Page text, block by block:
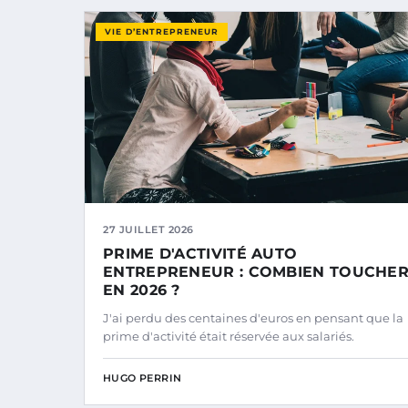
VIE D’ENTREPRENEUR
27 JUILLET 2026
PRIME D'ACTIVITÉ AUTO
ENTREPRENEUR : COMBIEN TOUCHER
EN 2026 ?
J'ai perdu des centaines d'euros en pensant que la
prime d'activité était réservée aux salariés.
HUGO PERRIN